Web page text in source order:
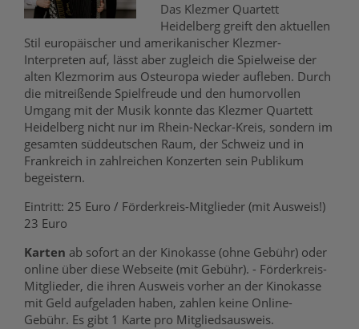
Das Klezmer Quartett
Heidelberg greift den aktuellen
Stil europäischer und amerikanischer Klezmer-
Interpreten auf, lässt aber zugleich die Spielweise der
alten Klezmorim aus Osteuropa wieder aufleben. Durch
die mitreißende Spielfreude und den humorvollen
Umgang mit der Musik konnte das Klezmer Quartett
Heidelberg nicht nur im Rhein-Neckar-Kreis, sondern im
gesamten süddeutschen Raum, der Schweiz und in
Frankreich in zahlreichen Konzerten sein Publikum
begeistern.
Eintritt: 25 Euro / Förderkreis-Mitglieder (mit Ausweis!)
23 Euro
Karten ab sofort an der Kinokasse (ohne Gebühr) oder
online über diese Webseite (mit Gebühr). - Förderkreis-
Mitglieder, die ihren Ausweis vorher an der Kinokasse
mit Geld aufgeladen haben, zahlen keine Online-
Gebühr. Es gibt 1 Karte pro Mitgliedsausweis.